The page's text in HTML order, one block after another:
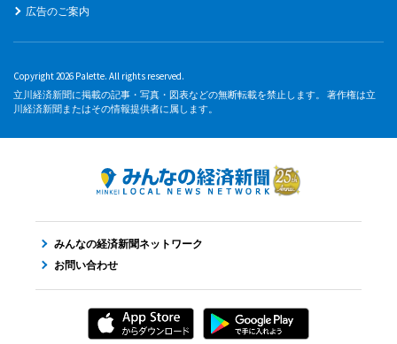
広告のご案内
Copyright 2026 Palette. All rights reserved.
立川経済新聞に掲載の記事・写真・図表などの無断転載を禁止します。 著作権は立
川経済新聞またはその情報提供者に属します。
みんなの経済新聞ネットワーク
お問い合わせ